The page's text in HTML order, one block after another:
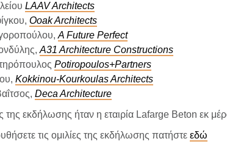
LAAV Architects
Ooak Architects
A Future Perfect
A31 Architecture Constructions
Potiropoulos+Partners
Kokkinou-Kourkoulas Architects
Deca Architecture
εκδήλωσης ήταν η εταιρία Lafarge Beton εκ
τις ομιλίες της εκδήλωσης πατήστε εδώ